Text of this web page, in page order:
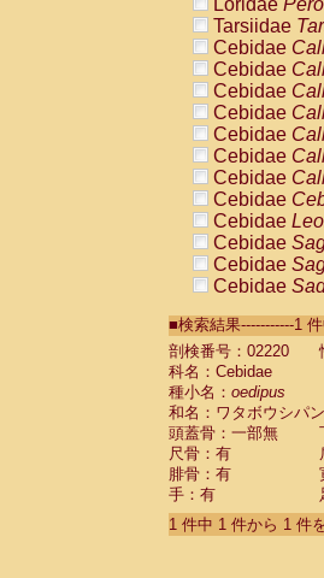
Loridae
Tarsiidae
Cebidae
Cebidae
Cebidae
Cebidae
Cebidae
Cebidae
Cebidae
Cebidae
Cebidae
Cebidae
Cebidae
Cebidae
Cebidae
Cebidae
Cebidae
Cebidae
Cebidae
Cebidae
Cebidae
Cebidae
Cebidae
Cebidae
■検索結果-----------1
剖検番号：02220
科名：Cebidae
種小名： oedipus
和名：ワタボウシパ
頭蓋骨：一部無
尺骨：有
腓骨：有
手：有
1 件中 1 件から 1 件